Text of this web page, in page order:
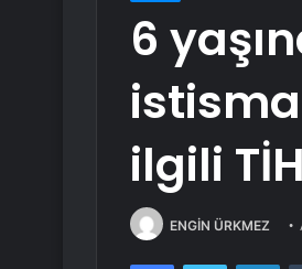
6
ilgili
ENGİN ÜRKMEZ
FacebookTwitter